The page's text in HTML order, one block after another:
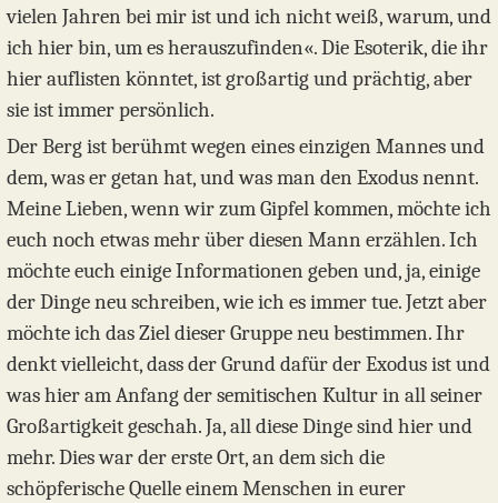
vielen Jahren bei mir ist und ich nicht weiß, warum, und
ich hier bin, um es herauszufinden«. Die Esoterik, die ihr
hier auflisten könntet, ist großartig und prächtig, aber
sie ist immer persönlich.
Der Berg ist berühmt wegen eines einzigen Mannes und
dem, was er getan hat, und was man den Exodus nennt.
Meine Lieben, wenn wir zum Gipfel kommen, möchte ich
euch noch etwas mehr über diesen Mann erzählen. Ich
möchte euch einige Informationen geben und, ja, einige
der Dinge neu schreiben, wie ich es immer tue. Jetzt aber
möchte ich das Ziel dieser Gruppe neu bestimmen. Ihr
denkt vielleicht, dass der Grund dafür der Exodus ist und
was hier am Anfang der semitischen Kultur in all seiner
Großartigkeit geschah. Ja, all diese Dinge sind hier und
mehr. Dies war der erste Ort, an dem sich die
schöpferische Quelle einem Menschen in eurer